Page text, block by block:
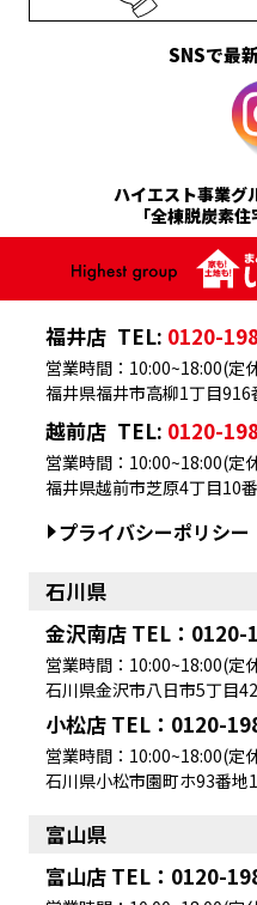
SNSで最
ハイエスト事業グ
「全棟脱炭素
福井店 TEL: 0120-
福井県福井市高柳1丁目916
営業時間：10:00~18:00(定
越前店 TEL: 0120-
福井県越前市芝原4丁目10
営業時間：10:00~18:00(定
プライバシーポリシー
石川県
金沢南店 TEL：0120-
営業時間：10:00~18:00(定
石川県金沢市八日市5丁目
小松店 TEL：0120-
営業時間：10:00~18:00(定
石川県小松市園町ホ93番
富山県
富山店 TEL：0120-